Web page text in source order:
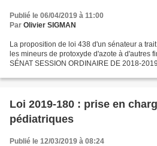
Publié le 06/04/2019 à 11:00
Par Olivier SIGMAN
La proposition de loi 438 d'un sénateur a
les mineurs de protoxyde d'azote à d'autres
SÉNAT SESSION ORDINAIRE DE 2018-
Loi 2019-180 : prise en
pédiatriques
Publié le 12/03/2019 à 08:24